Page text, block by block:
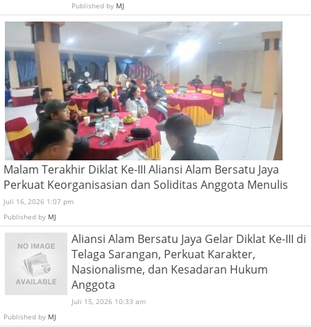
Published by MJ
Malam Terakhir Diklat Ke-III Aliansi Alam Bersatu Jaya
Perkuat Keorganisasian dan Soliditas Anggota Menulis
Juli 16, 2026 1:07 pm
Published by MJ
Aliansi Alam Bersatu Jaya Gelar Diklat Ke-III di
Telaga Sarangan, Perkuat Karakter,
Nasionalisme, dan Kesadaran Hukum
Anggota
Juli 15, 2026 10:33 am
Published by MJ